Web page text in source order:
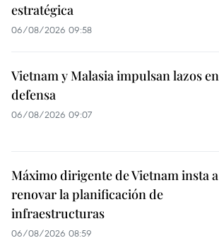
estratégica
06/08/2026 09:58
Vietnam y Malasia impulsan lazos en
defensa
06/08/2026 09:07
Máximo dirigente de Vietnam insta a
renovar la planificación de
infraestructuras
06/08/2026 08:59